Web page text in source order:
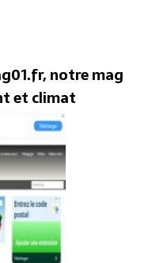
notre mag
et climat